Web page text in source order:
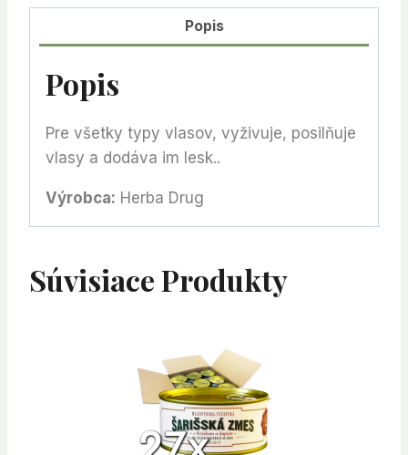
Popis
Popis
Pre všetky typy vlasov, vyživuje, posilňuje
vlasy a dodáva im lesk..
Výrobca: Herba Drug
Súvisiace Produkty